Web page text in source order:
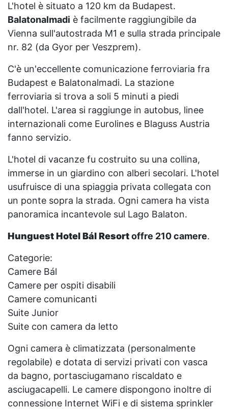
L'hotel è situato a 120 km da Budapest.
Balatonalmadi è facilmente raggiungibile da
Vienna sull'autostrada M1 e sulla strada principale
nr. 82 (da Gyor per Veszprem).
C'è un'eccellente comunicazione ferroviaria fra
Budapest e Balatonalmadi. La stazione
ferroviaria si trova a soli 5 minuti a piedi
dall'hotel. L'area si raggiunge in autobus, linee
internazionali come Eurolines e Blaguss Austria
fanno servizio.
L'hotel di vacanze fu costruito su una collina,
immerse in un giardino con alberi secolari. L'hotel
usufruisce di una spiaggia privata collegata con
un ponte sopra la strada. Ogni camera ha vista
panoramica incantevole sul Lago Balaton.
Hunguest Hotel Bál Resortoffre 210 camere.
Categorie:
Camere Bál
Camere per ospiti disabili
Camere comunicanti
Suite Junior
Suite con camera da letto
Ogni camera è climatizzata (personalmente
regolabile) e dotata di servizi privati con vasca
da bagno, portasciugamano riscaldato e
asciugacapelli. Le camere dispongono inoltre di
connessione Internet WiFi e di sistema sprinkler